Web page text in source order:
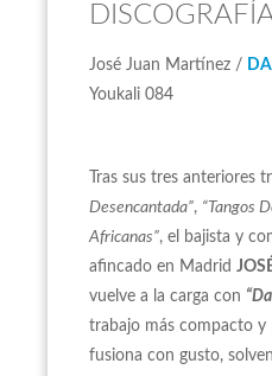
José Juan Martínez /
Youkali 084
Tras sus tres anteriores
Desencantada”, “Tangos
Africanas”, el bajista y
afincado en Madrid
vuelve a la carga con
trabajo más compacto y
fusiona con gusto,